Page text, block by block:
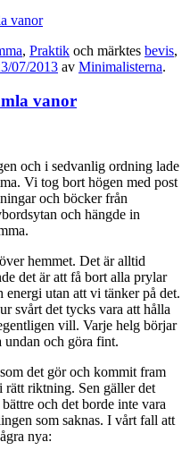
vanor
, Praktik och märktes bevis,
07/2013 av Minimalisterna.
vanor
och i sedvanlig ordning lade
Vi tog bort högen med post
och böcker från
och hängde in
hemmet. Det är alltid
det är att få bort alla prylar
utan att vi tänker på det.
svårt det tycks vara att hålla
vill. Varje helg börjar
undan och göra fint.
det gör och kommit fram
rätt riktning. Sen gäller det
och det borde inte vara
som saknas. I vårt fall att
nya: